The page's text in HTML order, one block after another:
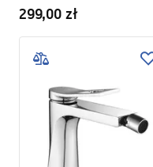
299,00 zł